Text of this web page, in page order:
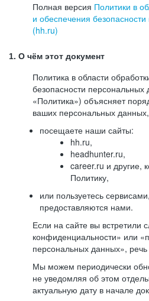
Полная версия Политики в
и обеспечения
(hh.ru)
1. О чём этот документ
Политика в области
безопасности
«Политика») объясняет
ваших персональных
посещаете наши сайты:
hh.ru,
headhunter.ru,
career.ru и другие,
Политику,
или пользуетесь
предоставляются нами.
Если на сайте вы встретили
конфиденциальности» или
персональных данных»,
Мы можем периодически
не уведомляя об этом
актуальную дату в начале